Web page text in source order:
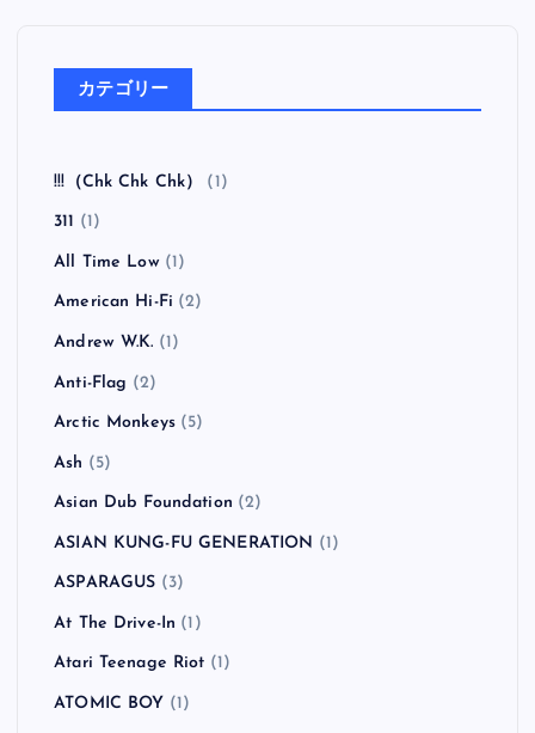
カテゴリー
!!!（Chk Chk Chk） (1)
311 (1)
All Time Low(1)
American Hi-Fi (2)
Andrew W.K. (1)
Anti-Flag (2)
Arctic Monkeys (5)
Ash (5)
Asian Dub Foundation (2)
ASIAN KUNG-FU GENERATION (1)
ASPARAGUS (3)
At The Drive-In (1)
Atari Teenage Riot (1)
ATOMIC BOY (1)